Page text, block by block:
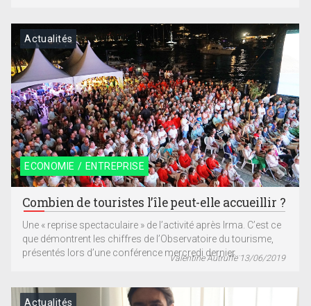
ECONOMIE / ENTREPRISE
Actualités
Combien de touristes l’île peut-elle accueillir ?
Une « reprise spectaculaire » de l’activité après Irma. C’est ce
que démontrent les chiffres de l’Observatoire du tourisme,
présentés lors d’une conférence mercredi dernier....
Valentine Autruffe 13/06/2019
Actualités